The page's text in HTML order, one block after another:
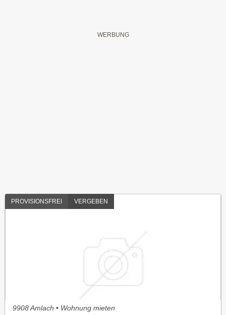
PROVISIONSFREI VERGEBEN
9908 Amlach • Wohnung mieten